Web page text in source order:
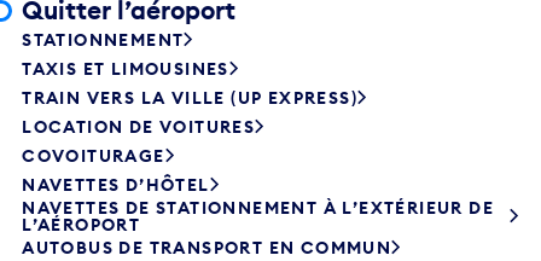
STATIONNEMENT
TAXIS ET LIMOUSINES
TRAIN VERS LA VILLE (UP EXPRESS)
LOCATION DE VOITURES
COVOITURAGE
NAVETTES D’HÔTEL
NAVETTES DE STATIONNEMENT À L’EXTÉRIEUR DE
L’AÉROPORT
AUTOBUS DE TRANSPORT EN COMMUN
TRANSPORT SUR DE LONGUES DISTANCES